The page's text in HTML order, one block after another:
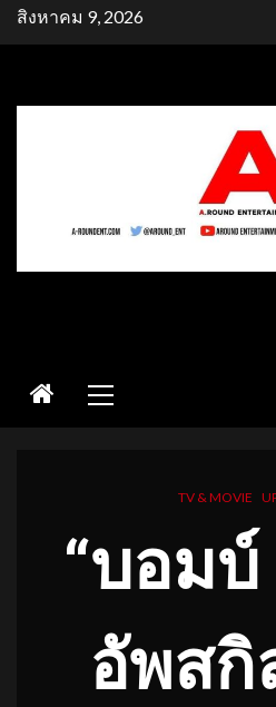
Skipสิงหาคม 9, 2026
Menu
TV & MOVIE
“บอม
อัพสกิ